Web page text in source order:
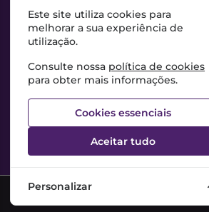
Esta
Internet,
Esta
©2026 Todos os direitos
Este site utiliza cookies para
melhorar a sua experiência de
utilização.
Consulte nossa política de cookies
para obter mais informações.
Cookies essenciais
Aceitar tudo
Personalizar